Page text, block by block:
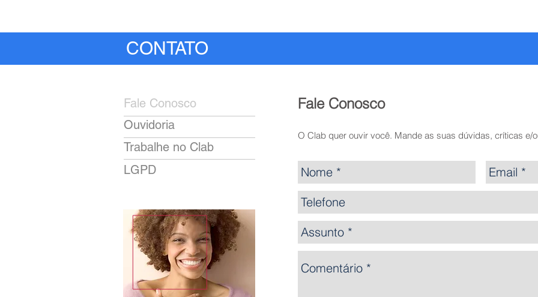
CONTATO
Fale Conosco
Ouvidoria
LGPD
Trabalhe no Clab
Fale Conosco
O Clab quer ouvir você. Mande as suas dúvidas, críticas e/